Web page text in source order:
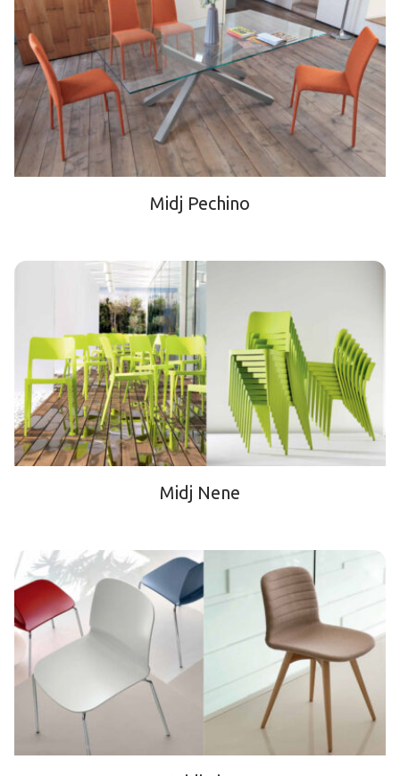
Midj Pechino
Midj Nene